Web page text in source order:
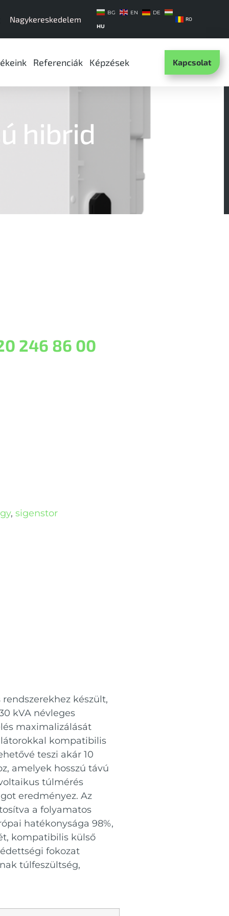
Nagykereskedelem
BG EN DE
HU
RO
Referenciák Képzések Kapcsolat
hibrid
246 86 00
, sigenstor
készült,
kVA névleges
maximalizálását
kompatibilis
teszi akár 10
amelyek hosszú távú
túlmérés
eredményez. Az
a folyamatos
hatékonysága 98%,
kompatibilis külső
fokozat
túlfeszültség,